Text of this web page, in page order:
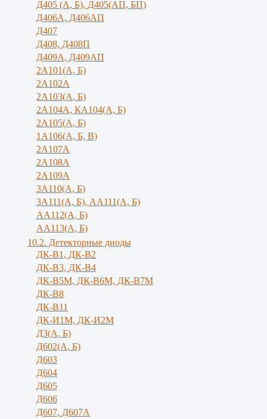
Д405 (А, Б), Д405(АП, БП)
Д406А, Д406АП
Д407
Д408, Д408П
Д409А, Д409АП
2А101(А, Б)
2А102А
2А103(А, Б)
2А104А, КА104(А, Б)
2А105(А, Б)
1А106(А, Б, В)
2А107А
2А108А
2А109А
3А110(А, Б)
3А111(А, Б), АА111(А, Б)
АА112(А, Б)
АА113(А, Б)
10.2. Детекторные диоды
ДК-В1, ДК-В2
ДК-В3, ДК-В4
ДК-В5М, ДК-В6М, ДК-В7М
ДК-В8
ДК-В11
ДК-И1М, ДК-И2М
Д3(А, Б)
Д602(А, Б)
Д603
Д604
Д605
Д606
Д607, Д607А